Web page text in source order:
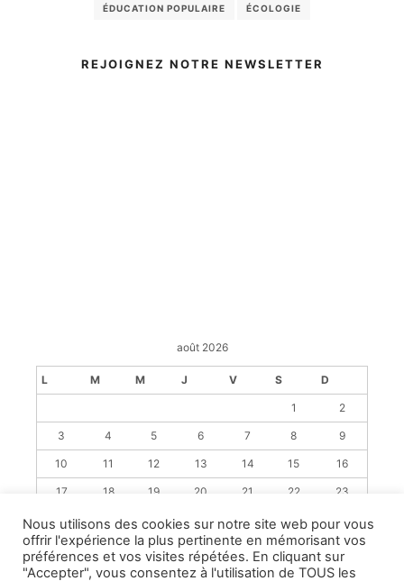
ÉDUCATION POPULAIRE ÉCOLOGIE
REJOIGNEZ NOTRE NEWSLETTER
août 2026
L M M J V S D
1 2
3 4 5 6 7 8 9
10 11 12 13 14 15 16
17 18 19 20 21 22 23
24 25 26 27 28 29 30
31
« Juil
Nous utilisons des cookies sur notre site web pour vous
offrir l'expérience la plus pertinente en mémorisant vos
préférences et vos visites répétées. En cliquant sur
"Accepter", vous consentez à l'utilisation de TOUS les